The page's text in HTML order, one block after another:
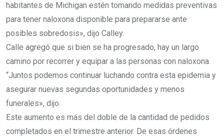
habitantes de Michigan estén tomando medidas preventivas
para tener naloxona disponible para prepararse ante
posibles sobredosis», dijo Calley.
Calle agregó que si bien se ha progresado, hay un largo
camino por recorrer y equipar a las personas con naloxona.
“Juntos podemos continuar luchando contra esta epidemia y
asegurar nuevas segundas oportunidades y menos
funerales», dijo.
Este aumento es más del doble de la cantidad de pedidos
completados en el trimestre anterior. De esas órdenes